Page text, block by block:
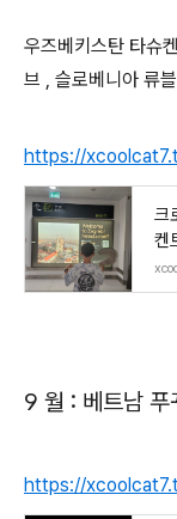
우즈베키스탄 타슈
브 , 슬로베니아 류
https://
크
켄
9 월 : 베트남 푸
https://